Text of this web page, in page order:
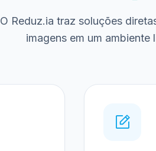
O Reduz.ia traz soluções
imagens em um